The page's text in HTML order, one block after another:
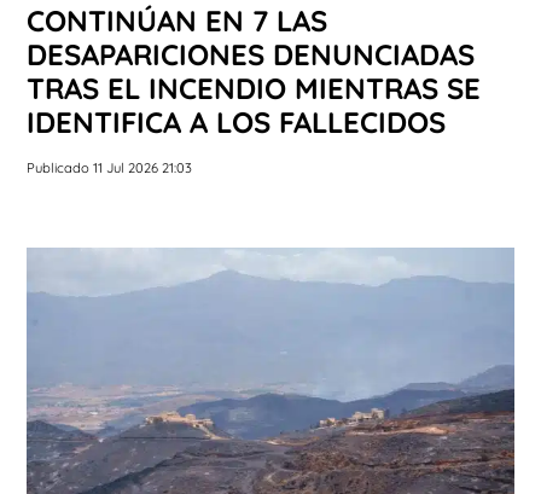
CONTINÚAN EN 7 LAS
DESAPARICIONES DENUNCIADAS
TRAS EL INCENDIO MIENTRAS SE
IDENTIFICA A LOS FALLECIDOS
Publicado 11 Jul 2026 21:03